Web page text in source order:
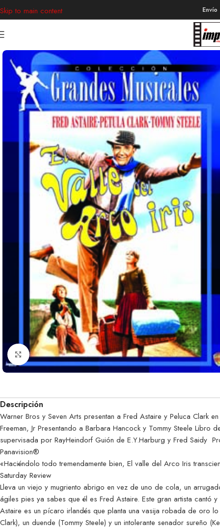
Skip to main content
Clic para ampliar
Descripción
Warner Bros y Seven Arts presentan a Fred Astaire y Peluca Clark
Freeman, Jr Presentando a Barbara Hancock y Tommy Steele Libro
supervisada por RayHeindorf Guión de E.Y.Harburg y Fred Saidy
Panavision®
«Haciéndolo todo tremendamente bien, El valle del Arco Iris
Saturday Review
Lleva un viejo y mugriento abrigo en vez de uno de cola, un
ágiles pies ya sabes que él es Fred Astaire. Este gran artista
Astaire es un pícaro irlandés que planta una vasija robada de oro
Clark), un duende (Tommy Steele) y un intolerante senador sureño